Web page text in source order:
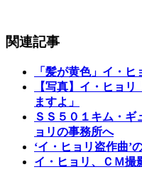
関連記事
「髪が黄色」イ・
【写真】イ・ヒョ
ますよ」
ＳＳ５０１キム・ギ
ョリの事務所へ
‘イ・ヒョリ盗作曲’
イ・ヒョリ、ＣＭ撮